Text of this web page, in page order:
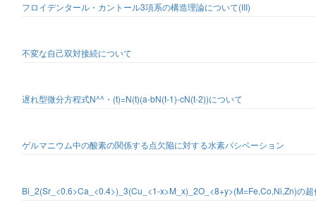
フロイデンタール・カントール3項系の構造理論について(III)
不変な自己双対接続について
遅れ型微分方程式N^^・(t)=N(t)(a-bN(t-1)-cN(t-2))について
ゲルマニウム中の酸素の関係する点欠陥に対する水素パシベーション
Bi_2(Sr_<0.6>Ca_<0.4>)_3(Cu_<1-x>M_x)_2O_<8+y>(M=Fe,Co,Ni,Zn)の